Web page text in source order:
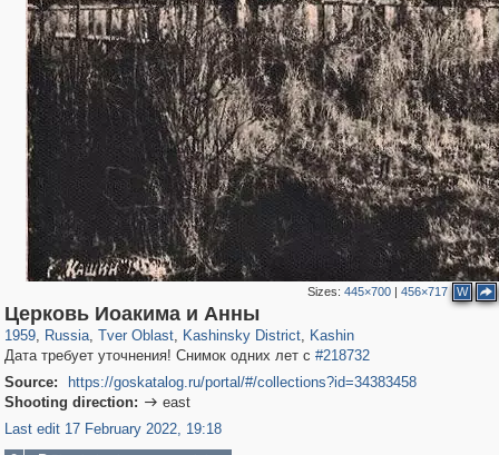
Sizes: 445×700| 456×717 W
Церковь Иоакима и Анны
1959, Russia
1,407,714 29,262
, Tver Oblast
22,598 544
, Kashinsky District
821 7
, Kashin
Дата требует уточнения! Снимок одних лет с #218732
Source:
https://goskatalog.ru/portal/#/collections?id=34383458
Shooting direction:  east
Last edit 17 February 2022, 19:18